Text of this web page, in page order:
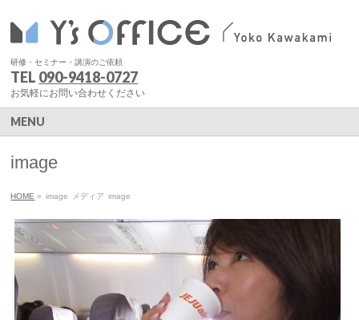
研修・セミナー・講演のご依頼
TEL 090-9418-0727
お気軽にお問い合わせください
MENU
image
HOME » image メディア image